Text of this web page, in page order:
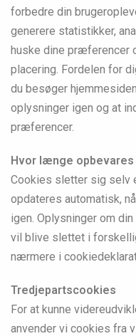
forbedre din
generere statistikker,
huske dine præferencer
placering. Fordelen for
du besøger
oplysninger igen og at
præferencer.
Hvor længe
Cookies sletter sig selv
opdateres automatisk,
igen. Oplysninger om
vil blive slettet i
nærmere i
Tredjepartscookies
For at kunne
anvender vi cookies fra